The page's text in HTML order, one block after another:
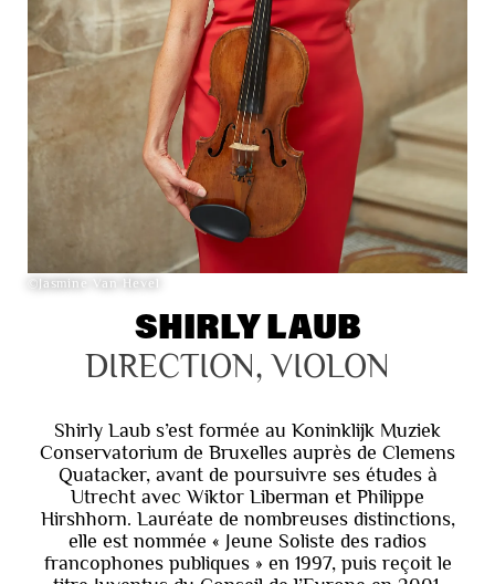
©Jasmine Van Hevel
SHIRLY LAUB
DIRECTION, VIOLON
Shirly Laub s’est formée au Koninklijk Muziek
Conservatorium de Bruxelles auprès de Clemens
Quatacker, avant de poursuivre ses études à
Utrecht avec Wiktor Liberman et Philippe
Hirshhorn. Lauréate de nombreuses distinctions,
elle est nommée « Jeune Soliste des radios
francophones publiques » en 1997, puis reçoit le